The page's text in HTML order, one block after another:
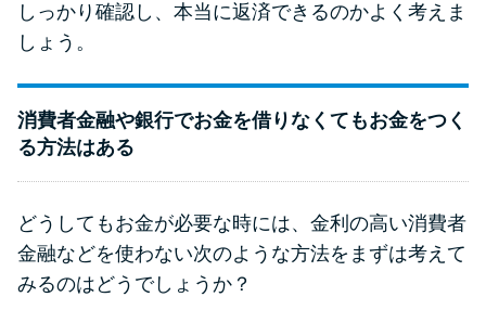
しっかり確認し、本当に返済できるのかよく考えま
しょう。
消費者金融や銀行でお金を借りなくてもお金をつく
る方法はある
どうしてもお金が必要な時には、金利の高い消費者
金融などを使わない次のような方法をまずは考えて
みるのはどうでしょうか？